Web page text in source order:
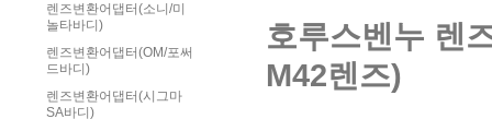
렌즈변환어댑터(소니/미
놀타바디)
렌즈변환어댑터(OM/포써
드바디)
렌즈변환어댑터(시그마
SA바디)
호루스벤누 렌
M42렌즈)